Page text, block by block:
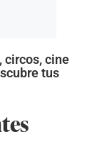
circos, cine
tus